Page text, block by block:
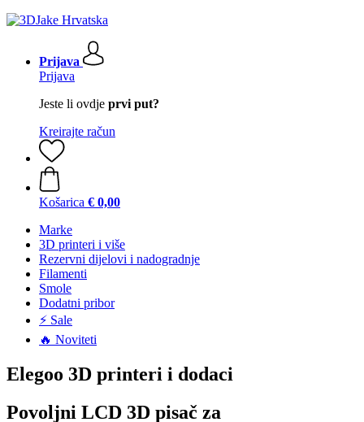
Prijava
Prijava
Jeste li ovdje prvi put?
Kreirajte račun
Košarica € 0,00
Marke
3D printeri i više
Rezervni dijelovi i nadogradnje
Filamenti
Smole
Dodatni pribor
⚡ Sale
🔥 Noviteti
Elegoo 3D printeri i dodaci
Povoljni LCD 3D pisač za